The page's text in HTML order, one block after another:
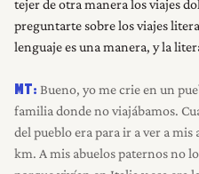
tejer de otra manera los viajes
preguntarte sobre los viajes
lenguaje es una manera, y la
MT: Bueno, yo me crie en un
familia donde no viajábamos.
del pueblo era para ir a ver a
km. A mis abuelos paternos no